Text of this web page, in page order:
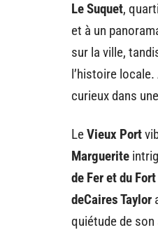
Le Suquet,
et à un
sur la ville,
l’histoire
curieux dans
LeVieux Port
Marguerite
de Fer et du
deCaires Taylor
quiétude de